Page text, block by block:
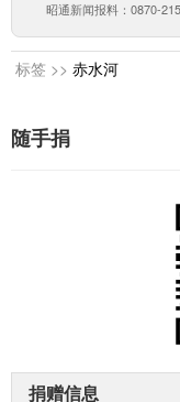
昭通新闻报料：0870-
标签 >> 赤水河
随手捐
捐赠信息